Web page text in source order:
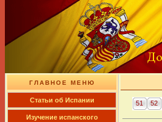
ГЛАВНОЕ МЕНЮ
Cтатьи об Испании
Изучение испанского
51 52